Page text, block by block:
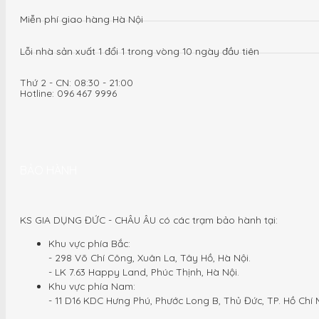
Miễn phí giao hàng Hà Nội
Lỗi nhà sản xuất 1 đổi 1 trong vòng 10 ngày đầu tiên
Thứ 2 - CN: 08:30 - 21:00
Hotline: 096 467 9996
KS GIA DỤNG ĐỨC - CHÂU ÂU có các trạm bảo hành tại:
Khu vực phía Bắc:
- 298 Võ Chí Công, Xuân La, Tây Hồ, Hà Nội.
- LK 7.63 Happy Land, Phúc Thịnh, Hà Nội.
Khu vực phía Nam:
- 11 D16 KDC Hưng Phú, Phước Long B, Thủ Đức, TP. Hồ Chí